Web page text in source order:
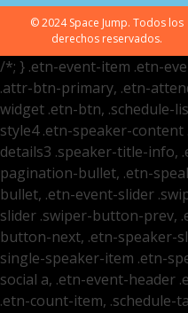
© 2024 Space Jump. Todos los
derechos reservados.
/*; } .etn-event-item .etn-
.attr-btn-primary, .etn-
widget .etn-btn, .schedule-
style4 .etn-speaker-
details3 .speaker-title-info,
pagination-bullet, .etn-
bullet, .etn-event-slider
slider .swiper-button-prev,
button-next, .etn-speaker-
single-speaker-item .etn-
social a, .etn-event-header
.etn-count-item, .schedule-